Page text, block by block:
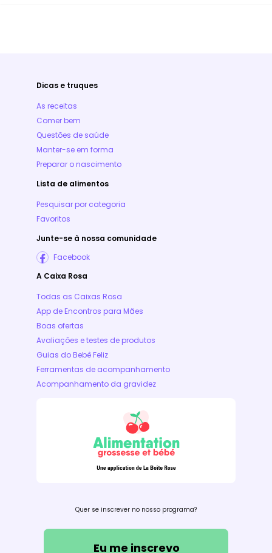
Dicas e truques
As receitas
Comer bem
Questões de saúde
Manter-se em forma
Preparar o nascimento
Lista de alimentos
Pesquisar por categoria
Favoritos
Junte-se à nossa comunidade
Facebook
A Caixa Rosa
Todas as Caixas Rosa
App de Encontros para Mães
Boas ofertas
Avaliações e testes de produtos
Guias do Bebê Feliz
Ferramentas de acompanhamento
Acompanhamento da gravidez
Quer se inscrever no nosso programa?
Eu me inscrevo